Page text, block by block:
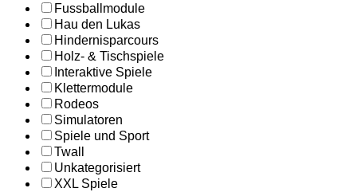
Fussballmodule
Hau den Lukas
Hindernisparcours
Holz- & Tischspiele
Interaktive Spiele
Klettermodule
Rodeos
Simulatoren
Spiele und Sport
Twall
Unkategorisiert
XXL Spiele